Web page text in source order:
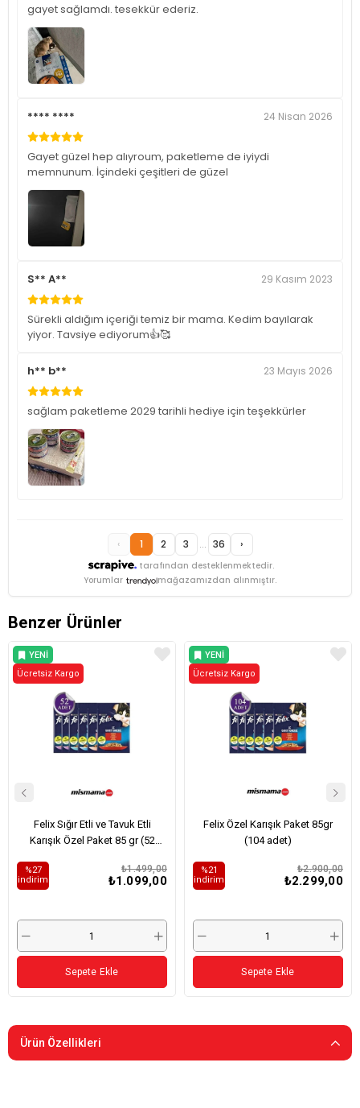
gayet sağlamdı. tesekkür ederiz.
**** **** 24 Nisan 2026
Gayet güzel hep alıyroum, paketleme de iyiydi
memnunum. İçindeki çeşitleri de güzel
S** A** 29 Kasım 2023
Sürekli aldığım içeriği temiz bir mama. Kedim bayılarak
yiyor. Tavsiye ediyorum👍🥰
h** b** 23 Mayıs 2026
sağlam paketleme 2029 tarihli hediye için teşekkürler
tarafından desteklenmektedir.
‹ 1 2 3 ... 36 ›
Yorumlar mağazamızdan alınmıştır.
Benzer Ürünler
Felix Sığır Etli ve Tavuk Etli
Karışık Özel Paket 85 gr (52
₺1.099,00
₺1.499,00
%27
i̇ndirim
Sepete Ekle
YENI
ÜRÜN
Ücretsiz Kargo
Felix Özel Karışık Paket 85gr
(104 adet)
₺2.299,00
₺2.900,00
%21
i̇ndirim
Sepete Ekle
YENI
ÜRÜN
Ücretsiz Kargo
Ürün Özellikleri